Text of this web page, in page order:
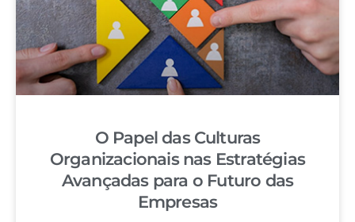
O Papel das Culturas
Organizacionais nas Estratégias
Avançadas para o Futuro das
Empresas